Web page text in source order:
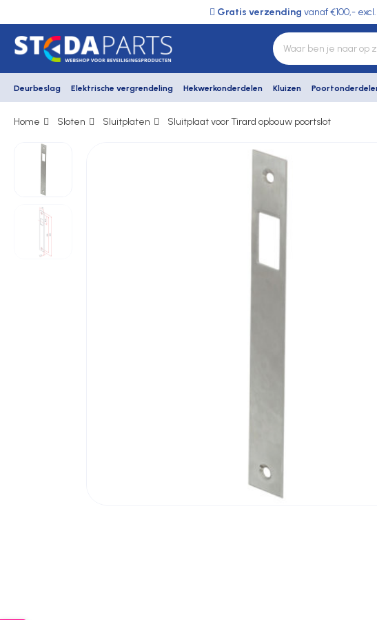
Gratis verzending vanaf €100,-
Deurbeslag Elektrische vergrendeling Hekwerkonderdelen Kluizen
Deurbeslag
Elektrische vergrendeling
Hekwerkonderdelen
Home Sloten Sluitplaten Sluitplaat voor Tirard opbouw poortslot